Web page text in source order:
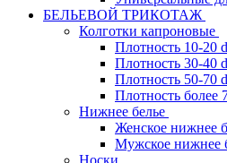
БЕЛЬЕВОЙ ТРИКОТАЖ
Колготки капроновые
Плотность 10-20
Плотность 30-40
Плотность 50-70
Плотность более
Нижнее белье
Женское нижнее
Мужское нижнее
Носки